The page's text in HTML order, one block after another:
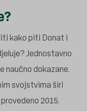
kako piti Donat i
Jednostavno
naučno dokazane.
svojstvima širi
2015.